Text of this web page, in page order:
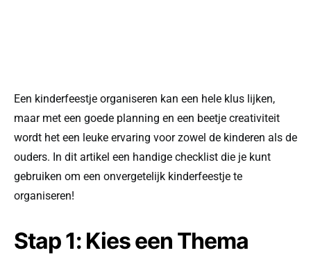
Een kinderfeestje organiseren kan een hele klus lijken,
maar met een goede planning en een beetje creativiteit
wordt het een leuke ervaring voor zowel de kinderen als de
ouders. In dit artikel een handige checklist die je kunt
gebruiken om een onvergetelijk kinderfeestje te
organiseren!
Stap 1: Kies een Thema